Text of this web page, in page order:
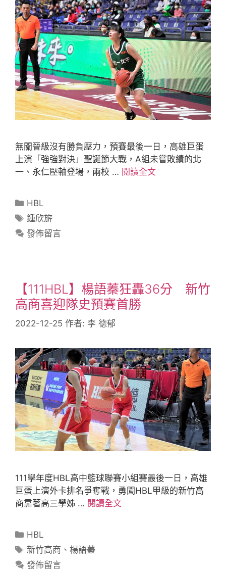
無關晉級沒有勝負壓力，預賽最後一日，高雄巨蛋
上演「強強對決」聖誕節大戰，A組未嘗敗績的北
一、永仁壓軸登場，兩校 … 閱讀全文
HBL
鍾欣旂
發佈留言
【111HBL】楊語蓁狂轟36分 新竹
高商喜迎隊史預賽首勝
2022-12-25 作者: 李 德郁
111學年度HBL高中籃球聯賽小組賽最後一日，高雄
巨蛋上演外卡排名爭奪戰，勇闖HBL甲級的新竹高
商靠著高三學姊 … 閱讀全文
HBL
新竹高商 、楊語蓁
發佈留言